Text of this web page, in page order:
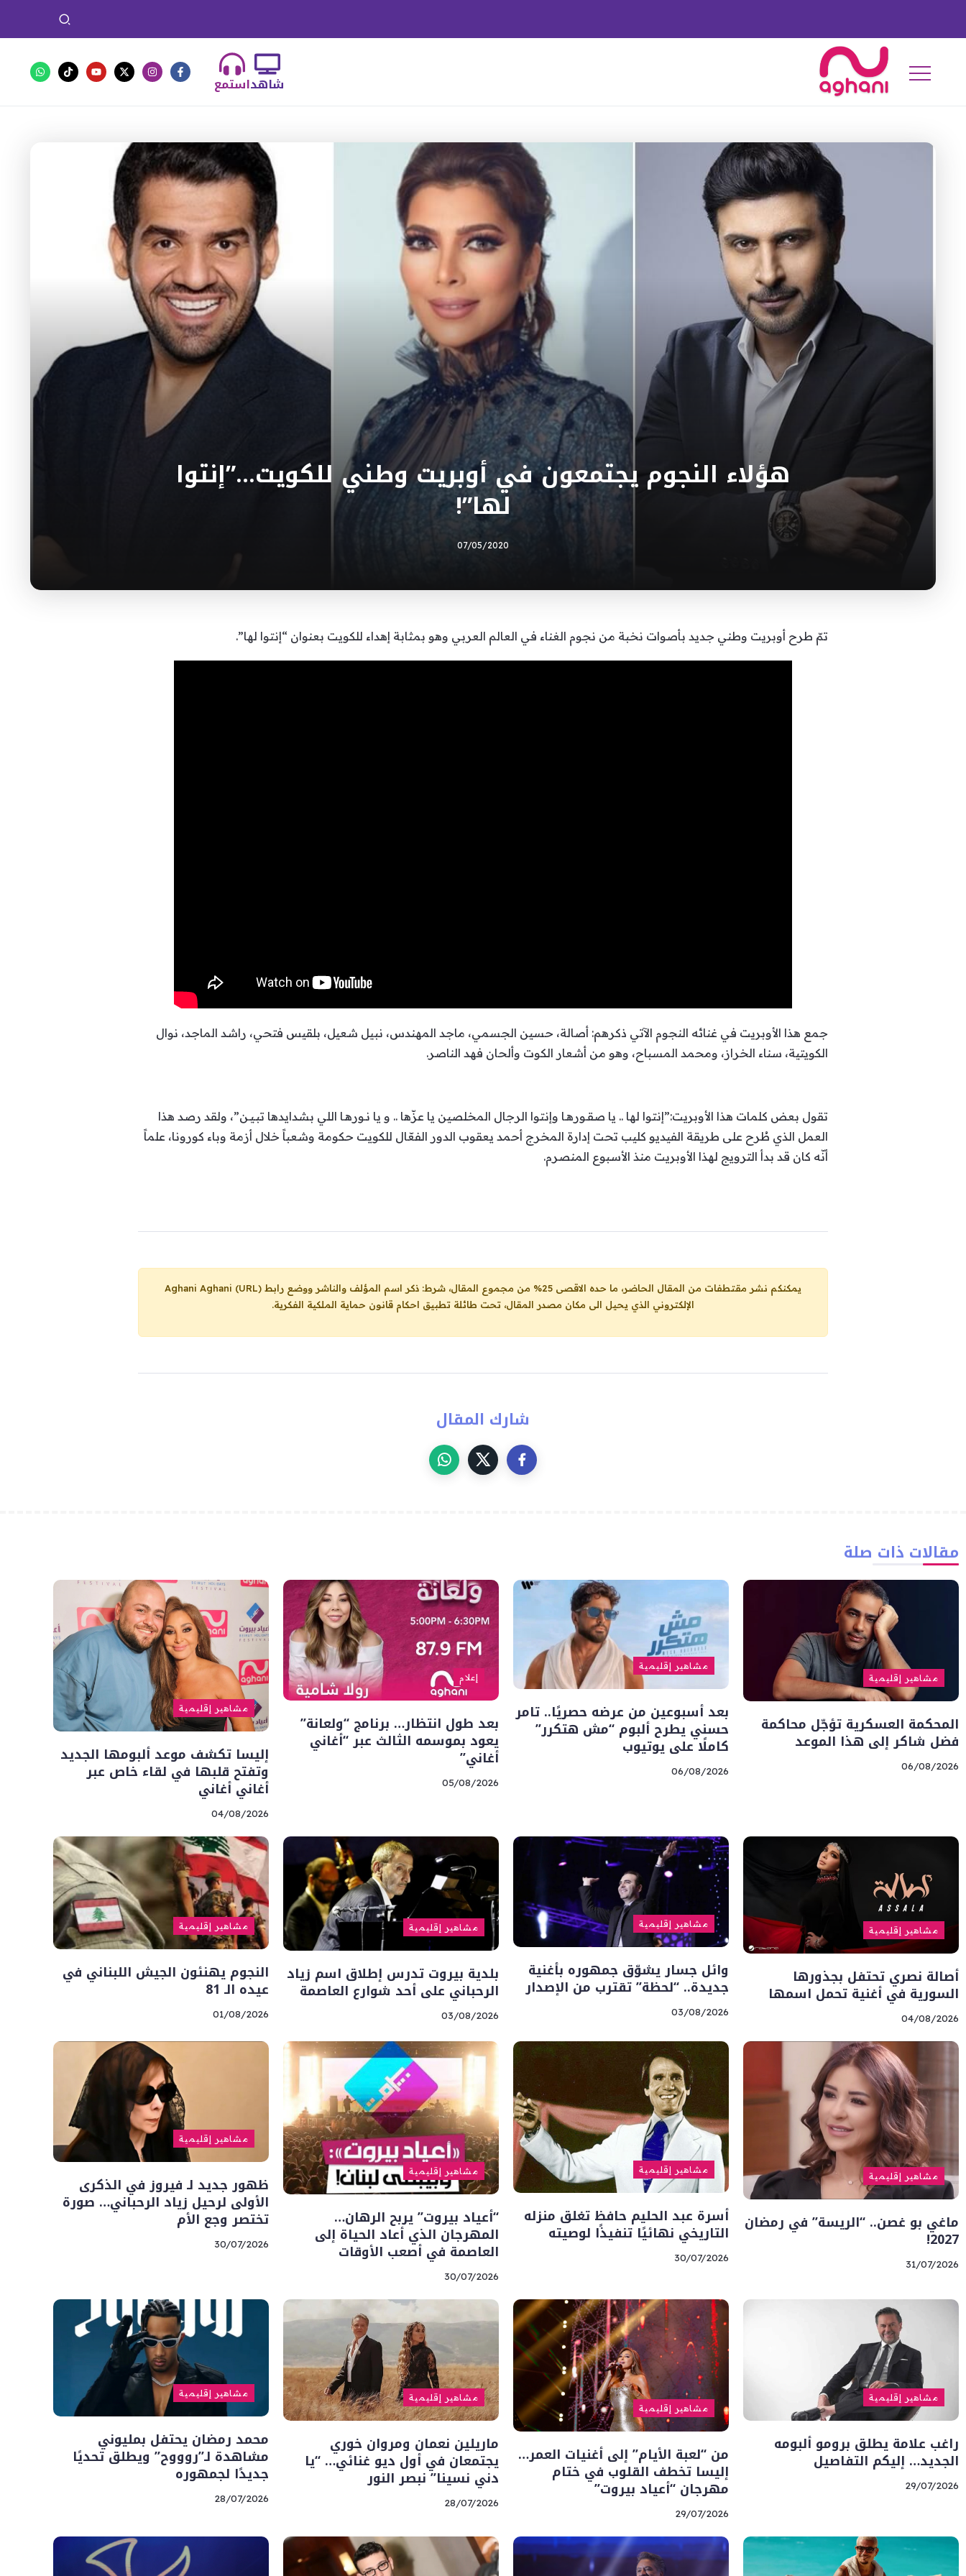
استمعشاهد
هؤلاء النجوم يجتمعون في أوبريت وطني للكويت…”إنتوا
لها”!
07/05/2020
تمّ طرح أوبريت وطني جديد بأصوات نخبة من نجوم الغناء في العالم العربي وهو بمثابة إهداء للكويت بعنوان “إنتوا لها”.
جمع هذا الأوبريت في غنائه النجوم الآتي ذكرهم: أصالة، حسين الجسمي، ماجد المهندس، نبيل شعيل، بلقيس فتحي، راشد الماجد، نوال
الكويتية، سناء الخراز، ومحمد المسباح، وهو من أشعار الكوت وألحان فهد الناصر.
تقول بعض كلمات هذا الأوبريت:”إنتوا لها .. يا صقـورهـا وإنتوا الرجال المخلصين يا عزّها .. و يا نـورهـا اللي بشدايدها تبـيـن”، ولقد رصد هذا
العمل الذي طُرح على طريقة الفيديو كليب تحت إدارة المخرج أحمد يعقوب الدور الفعّال للكويت حكومة وشعباً خلال أزمة وباء كورونا، علماً
أنّه كان قد بدأ الترويج لهذا الأوبريت منذ الأسبوع المنصرم.
يمكنكم نشر مقتطفات من المقال الحاضر، ما حده الاقصى 25% من مجموع المقال، شرط: ذكر اسم المؤلف والناشر ووضع رابط
Aghani Aghani (URL)
الإلكتروني الذي يحيل الى مكان مصدر المقال، تحت طائلة تطبيق احكام قانون حماية الملكية الفكرية.
شارك المقال
مقالات ذات صلة
مشاهير إقليمية
المحكمة العسكرية تؤجّل محاكمة
فضل شاكر إلى هذا الموعد
06/08/2026
مشاهير إقليمية
بعد أسبوعين من عرضه حصريًا.. تامر
حسني يطرح ألبوم “مش هتكرر”
كاملًا على يوتيوب
06/08/2026
إعلام
بعد طول انتظار… برنامج “ولعانة”
يعود بموسمه الثالث عبر “أغاني
أغاني”
05/08/2026
مشاهير إقليمية
إليسا تكشف موعد ألبومها الجديد
وتفتح قلبها في لقاء خاص عبر
أغاني أغاني
04/08/2026
مشاهير إقليمية
أصالة نصري تحتفل بجذورها
السورية في أغنية تحمل اسمها
04/08/2026
مشاهير إقليمية
وائل جسار يشوّق جمهوره بأغنية
جديدة.. “لحظة” تقترب من الإصدار
03/08/2026
مشاهير إقليمية
بلدية بيروت تدرس إطلاق اسم زياد
الرحباني على أحد شوارع العاصمة
03/08/2026
مشاهير إقليمية
النجوم يهنئون الجيش اللبناني في
عيده الـ 81
01/08/2026
مشاهير إقليمية
ماغي بو غصن.. “الريسة” في رمضان
2027!
31/07/2026
مشاهير إقليمية
أسرة عبد الحليم حافظ تغلق منزله
التاريخي نهائيًا تنفيذًا لوصيته
30/07/2026
مشاهير إقليمية
“أعياد بيروت” يربح الرهان…
المهرجان الذي أعاد الحياة إلى
العاصمة في أصعب الأوقات
30/07/2026
مشاهير إقليمية
ظهور جديد لـ فيروز في الذكرى
الأولى لرحيل زياد الرحباني… صورة
تختصر وجع الأم
30/07/2026
مشاهير إقليمية
راغب علامة يطلق برومو ألبومه
الجديد… إليكم التفاصيل
29/07/2026
مشاهير إقليمية
من “لعبة الأيام” إلى أغنيات العمر…
إليسا تخطف القلوب في ختام
مهرجان “أعياد بيروت”
29/07/2026
مشاهير إقليمية
ماريلين نعمان ومروان خوري
يجتمعان في أول ديو غنائي… “يا
دني نسينا” نبصر النور
28/07/2026
مشاهير إقليمية
محمد رمضان يحتفل بمليوني
مشاهدة لـ”روووح” ويطلق تحديًا
جديدًا لجمهوره
28/07/2026